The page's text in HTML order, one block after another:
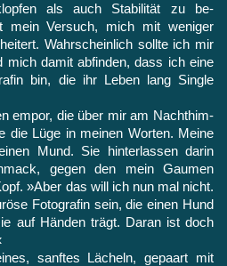
als auch Stabilität zu be­
mein Versuch, mich mit weniger
Wahrscheinlich sollte ich mir
mich damit abfinden, dass ich eine
bin, die ihr Leben lang Single
empor, die über mir am Nachthim­
die Lüge in meinen Worten. Meine
Mund. Sie hinterlassen darin
gegen den mein Gaumen
»Aber das will ich nun mal nicht.
Fotografin sein, die einen Hund
auf Händen trägt. Daran ist doch
sanftes Lächeln, gepaart mit